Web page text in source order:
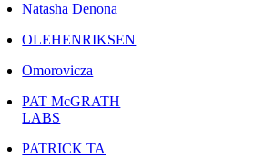
Natasha Denona
OLEHENRIKSEN
Omorovicza
PAT McGRATH
LABS
PATRICK TA